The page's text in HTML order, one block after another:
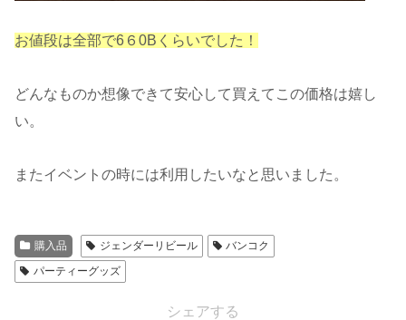
お値段は全部で6６0Bくらいでした！
どんなものか想像できて安心して買えてこの価格は嬉し
い。
またイベントの時には利用したいなと思いました。
購入品 ジェンダーリビール
バンコク
パーティーグッズ
シェアする